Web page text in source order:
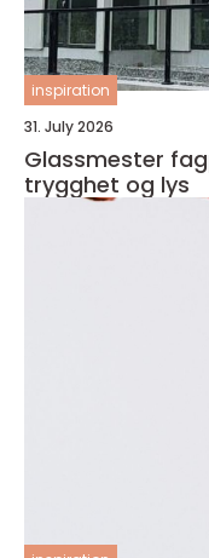
inspiration
31. July 2026
Glassmester fagpersonen som gir hjemmet
trygghet og lys